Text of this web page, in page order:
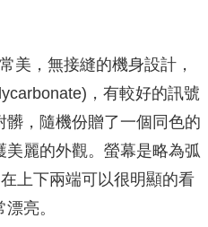
美，無接縫的機身設計，
，有較好的訊號
，隨機份贈了一個同色的
麗的外觀。螢幕是略為弧
上下兩端可以很明顯的看
亮。